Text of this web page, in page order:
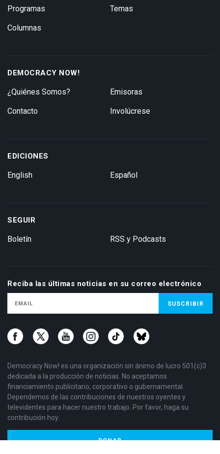
Programas
Columnas
Temas
DEMOCRACY NOW!
¿Quiénes Somos?
Contacto
Emisoras
Involúcrese
EDICIONES
English Español
SEGUIR
Boletín RSS y Podcasts
Reciba las últimas noticias en su correo electrónico
Democracy Now! es una organización sin ánimo de lucro 501(c)3
dedicada a la producción de noticias. No aceptamos
financiamiento publicitario, corporativo o gubernamental.
Dependemos de las contribuciones de nuestros oyentes y
televidentes para hacer nuestro trabajo. Por favor, haga su
contribución hoy.
DONAR